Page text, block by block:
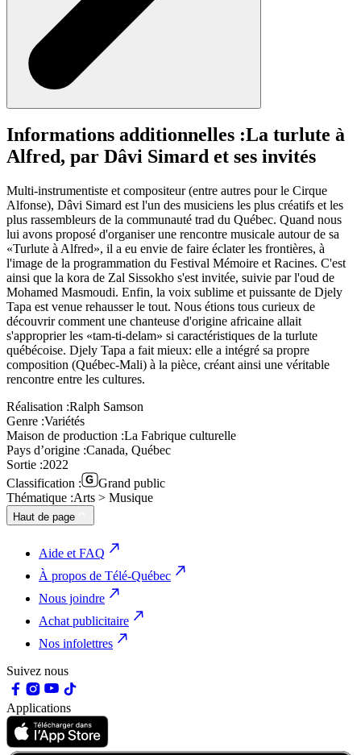
Informations additionnelles :La turlute à
Alfred, par Dâvi Simard et ses invités
Multi-instrumentiste et compositeur (entre autres pour le Cirque
Alfonse), Dâvi Simard est l'un des musiciens les plus créatifs et les
plus rassembleurs de la communauté trad du Québec. Quand nous
lui avons proposé d'organiser une rencontre musicale autour de sa
«Turlute à Alfred», il a eu envie de faire éclater les frontières, à
l'image de la programmation du Festival Mémoire et Racines. C'est
ainsi que la kora de Zal Sissokho s'est invitée, suivie par l'oud de
Mohamed Masmoudi. Enfin, la voix sublime et puissante de Djely
Tapa est venue rehausser le tout. Nous étions tous curieux de
découvrir comment une chanteuse d'origine africaine allait
s'approprier les «tam-ti-delam» si caractéristiques de la turlute
québécoise. Djely Tapa a fait mieux: elle a intégré sa propre
composition (Québec-Mali) à la pièce, créant ainsi une véritable
rencontre entre les cultures.
Réalisation :Ralph Samson
Genre :Variétés
Maison de production :La Fabrique culturelle
Pays d’origine :Canada, Québec
Sortie :2022
Classification :
Grand public
Thématique :Arts > Musique
Haut de page
Aide et FAQ
À propos de Télé-Québec
Nous joindre
Achat publicitaire
Nos infolettres
Suivez nous
Applications